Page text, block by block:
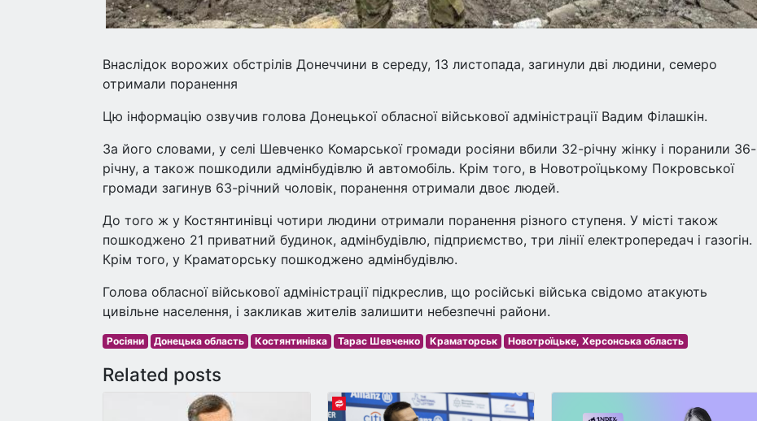
Внаслідок ворожих обстрілів Донеччини в середу, 13 листопада, загинули дві людини, семеро
отримали поранення
Цю інформацію озвучив голова Донецької обласної військової адміністрації Вадим Філашкін.
За його словами, у селі Шевченко Комарської громади росіяни вбили 32-річну жінку і поранили 36-
річну, а також пошкодили адмінбудівлю й автомобіль. Крім того, в Новотроїцькому Покровської
громади загинув 63-річний чоловік, поранення отримали двоє людей.
До того ж у Костянтинівці чотири людини отримали поранення різного ступеня. У місті також
пошкоджено 21 приватний будинок, адмінбудівлю, підприємство, три лінії електропередач і газогін.
Крім того, у Краматорську пошкоджено адмінбудівлю.
Голова обласної військової адміністрації підкреслив, що російські війська свідомо атакують
цивільне населення, і закликав жителів залишити небезпечні райони.
Росіяни Донецька область Костянтинівка Тарас Шевченко Краматорськ Новотроїцьке, Херсонська область
Related posts